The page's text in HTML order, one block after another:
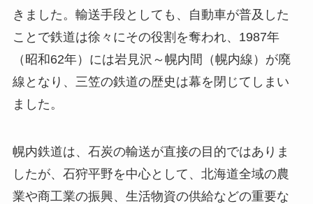
きました。輸送手段としても、自動車が普及した
ことで鉄道は徐々にその役割を奪われ、1987年
（昭和62年）には岩見沢～幌内間（幌内線）が廃
線となり、三笠の鉄道の歴史は幕を閉じてしまい
ました。
幌内鉄道は、石炭の輸送が直接の目的ではありま
したが、石狩平野を中心として、北海道全域の農
業や商工業の振興、生活物資の供給などの重要な